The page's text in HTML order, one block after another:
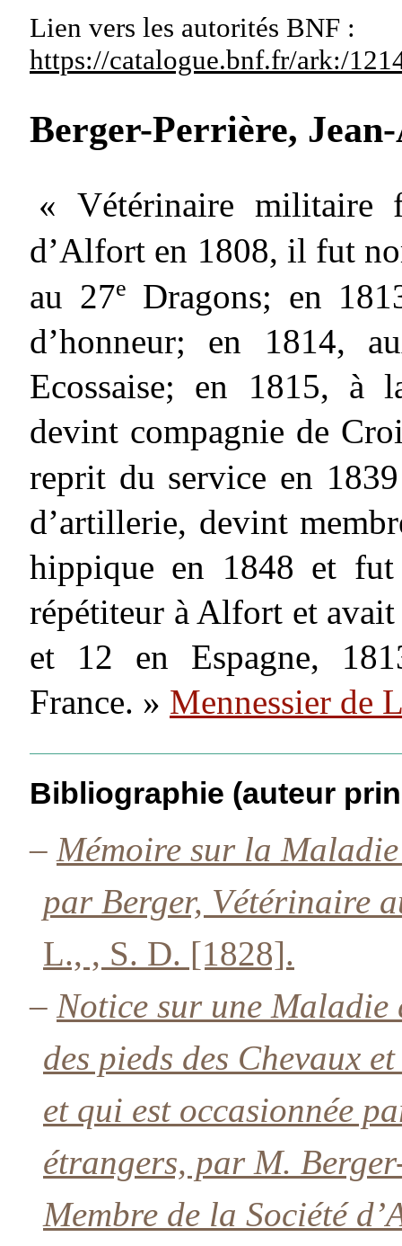
Lien vers les autorités BNF :
https://catalogue.bnf.fr/ark:/
Berger-Perrière,
« Vétérinaire militaire
d’Alfort en 1808, il fut
au 27e
Dragons; en
d’honneur; en 1814,
Ecossaise; en 1815, à
devint compagnie de
reprit du service en
d’artillerie, devint
hippique en 1848 et
répétiteur à Alfort et
et 12 en Espagne,
France. » Mennessier de
Bibliographie (auteur
– Mémoire sur la
par Berger, Vétérinaire
L., , S. D. [1828].
– Notice sur une
des pieds des Chevaux
et qui est occasionnée
étrangers, par M.
Membre de la Société